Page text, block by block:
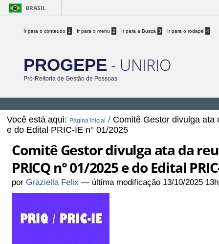
BRASIL
Ir para o conteúdo 1 Ir para o menu 2 Ir para a Busca 3 Ir para o rodapé 4
PROGEPE - UNIRIO
Pró-Reitoria de Gestão de Pessoas
Você está aqui: Página Inicial / Comitê Gestor divulga ata
e do Edital PRIC-IE n° 01/2025
Comitê Gestor divulga ata da
PRICQ n° 01/2025 e do Edital
porGraziella Felix — última modificação 13/10/2025